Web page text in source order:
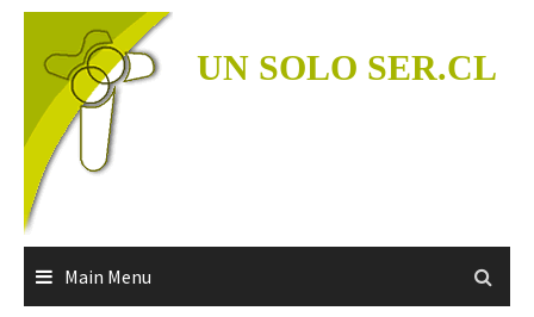
Skip
content
UN SOLO SER.CL
Main Menu